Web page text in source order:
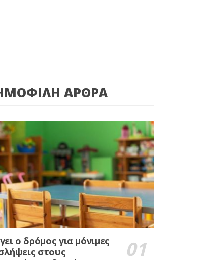
ΑΡΘΡΑ
ο δρόμος για μόνιμες
στους